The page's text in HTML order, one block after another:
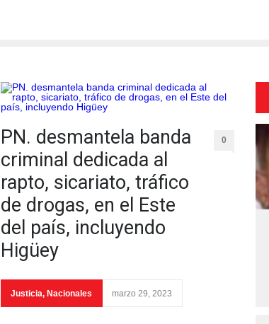
PN. desmantela banda
criminal dedicada al
rapto, sicariato, tráfico
de drogas, en el Este
del país, incluyendo
Higüey
0
Justicia, Nacionales marzo 29, 2023